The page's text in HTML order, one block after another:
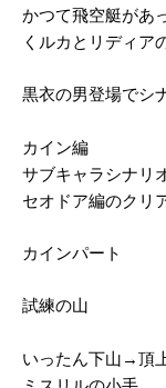
かつて飛空艇があ
くルカとリディア
黒衣の男登場でシ
カイン編
サブキャラシナリ
セオドア編のクリ
カインパート
試練の山
いったん下山→頂